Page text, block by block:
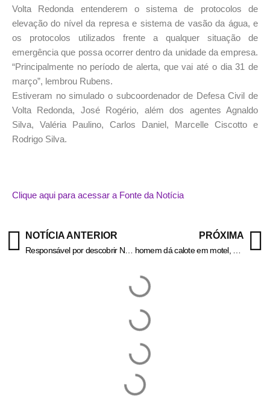
Volta Redonda entenderem o sistema de protocolos de
elevação do nível da represa e sistema de vasão da água, e
os protocolos utilizados frente a qualquer situação de
emergência que possa ocorrer dentro da unidade da empresa.
“Principalmente no período de alerta, que vai até o dia 31 de
março”, lembrou Rubens.
Estiveram no simulado o subcoordenador de Defesa Civil de
Volta Redonda, José Rogério, além dos agentes Agnaldo
Silva, Valéria Paulino, Carlos Daniel, Marcelle Ciscotto e
Rodrigo Silva.
Clique aqui para acessar a Fonte da Notícia
NOTÍCIA ANTERIOR PRÓXIMA